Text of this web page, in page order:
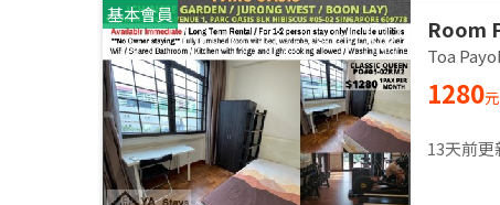
基本會員
Room
60977
Toa
1280
13天前更